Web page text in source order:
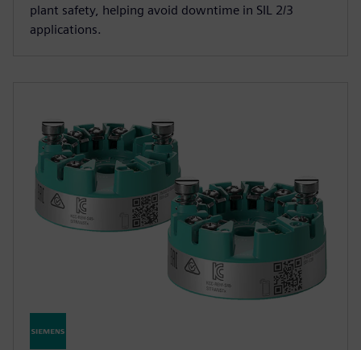
plant safety, helping avoid downtime in SIL 2/3
applications.